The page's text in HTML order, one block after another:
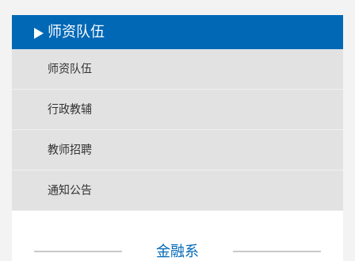
师资队伍
师资队伍
行政教辅
教师招聘
通知公告
金融系